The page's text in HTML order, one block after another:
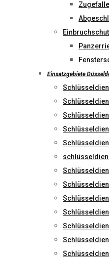
Einsatzgebiete